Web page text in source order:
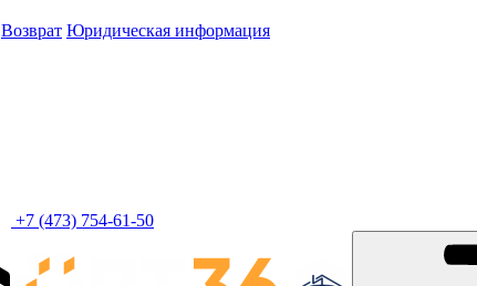
Возврат Юридическая информация
+7 (473) 754-61-50